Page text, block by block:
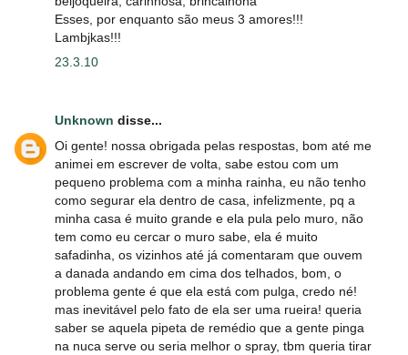
Esses, por enquanto são meus 3 amores!!!
Lambjkas!!!
23.3.10
Unknown disse...
Oi gente! nossa obrigada pelas respostas, bom até me
animei em escrever de volta, sabe estou com um
pequeno problema com a minha rainha, eu não tenho
como segurar ela dentro de casa, infelizmente, pq a
minha casa é muito grande e ela pula pelo muro, não
tem como eu cercar o muro sabe, ela é muito
safadinha, os vizinhos até já comentaram que ouvem
a danada andando em cima dos telhados, bom, o
problema gente é que ela está com pulga, credo né!
mas inevitável pelo fato de ela ser uma rueira! queria
saber se aquela pipeta de remédio que a gente pinga
na nuca serve ou seria melhor o spray, tbm queria tirar